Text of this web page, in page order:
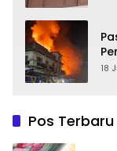
18
Pos Terbaru